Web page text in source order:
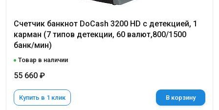
Счетчик банкнот DoCash 3200 HD с детекцией, 1
карман (7 типов детекции, 60 валют,800/1500
банк/мин)
Товар в наличии
55 660 ₽
Купить в 1 клик В корзину